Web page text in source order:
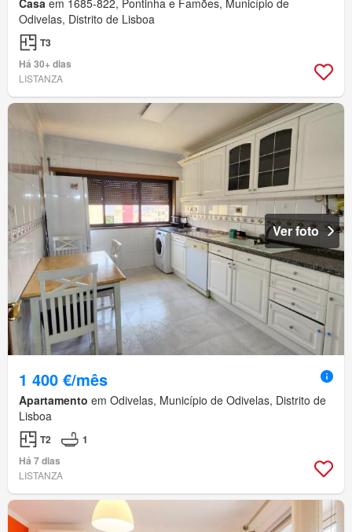
Casa em 1685-822, Pontinha e Famões, Município de
Odivelas, Distrito de Lisboa
T3
Há 30+ dias
LISTANZA
Ver foto
1 400 €/mês
Apartamento em Odivelas, Município de Odivelas, Distrito de
Lisboa
T2
1
Há 7 dias
LISTANZA